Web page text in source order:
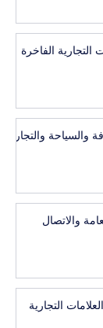
التجارية الفاخرة
والسياحة والتجارب
والاتصال
التجارية